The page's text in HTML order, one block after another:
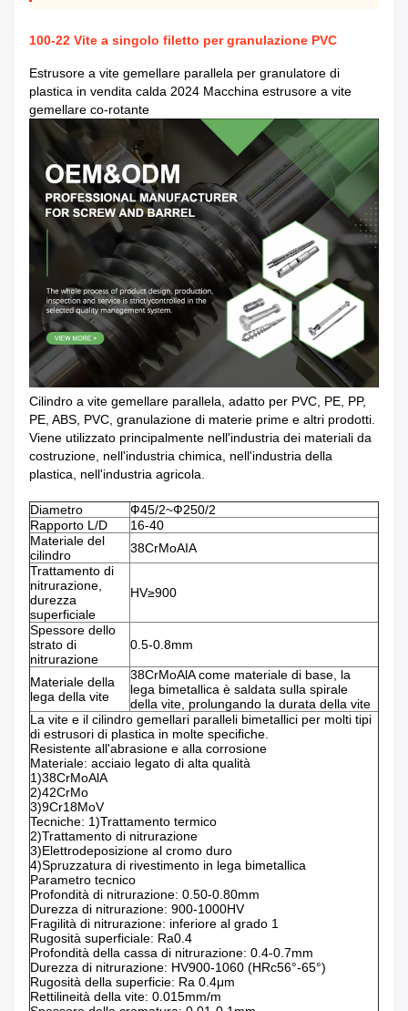
100-22 Vite a singolo filetto per granulazione PVC
Estrusore a vite gemellare parallela per granulatore di
plastica in vendita calda 2024 Macchina estrusore a vite
gemellare co-rotante
Cilindro a vite gemellare parallela, adatto per PVC, PE, PP,
PE, ABS, PVC, granulazione di materie prime e altri prodotti.
Viene utilizzato principalmente nell'industria dei materiali da
costruzione, nell'industria chimica, nell'industria della
plastica, nell'industria agricola.
Diametro
Ф45/2~Ф250/2
Rapporto L/D
16-40
Materiale del
cilindro
38CrMoAIA
Trattamento di
nitrurazione,
durezza
superficiale
HV≥900
Spessore dello
strato di
nitrurazione
0.5-0.8mm
Materiale della
lega della vite
38CrMoAlA come materiale di base, la
lega bimetallica è saldata sulla spirale
della vite, prolungando la durata della vite
La vite e il cilindro gemellari paralleli bimetallici per molti tipi
di estrusori di plastica in molte specifiche.
Resistente all'abrasione e alla corrosione
Materiale: acciaio legato di alta qualità
1)38CrMoAlA
2)42CrMo
3)9Cr18MoV
Tecniche: 1)Trattamento termico
2)Trattamento di nitrurazione
3)Elettrodeposizione al cromo duro
4)Spruzzatura di rivestimento in lega bimetallica
Parametro tecnico
Profondità di nitrurazione: 0.50-0.80mm
Durezza di nitrurazione: 900-1000HV
Fragilità di nitrurazione: inferiore al grado 1
Rugosità superficiale: Ra0.4
Profondità della cassa di nitrurazione: 0.4-0.7mm
Durezza di nitrurazione: HV900-1060 (HRc56°-65°)
Rugosità della superficie: Ra 0.4μm
Rettilineità della vite: 0.015mm/m